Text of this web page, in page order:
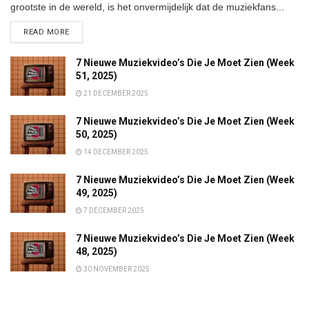
grootste in de wereld, is het onvermijdelijk dat de muziekfans...
READ MOREDETAILS
7 Nieuwe Muziekvideo’s Die Je Moet Zien (Week
51, 2025)
21 DECEMBER 2025
7 Nieuwe Muziekvideo’s Die Je Moet Zien (Week
50, 2025)
14 DECEMBER 2025
7 Nieuwe Muziekvideo’s Die Je Moet Zien (Week
49, 2025)
7 DECEMBER 2025
7 Nieuwe Muziekvideo’s Die Je Moet Zien (Week
48, 2025)
30 NOVEMBER 2025